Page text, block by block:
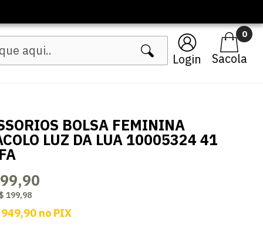
Login
0
BOLSA FEMININA
LUZ DA LUA 10005324 41
199,98
949,90 no PIX